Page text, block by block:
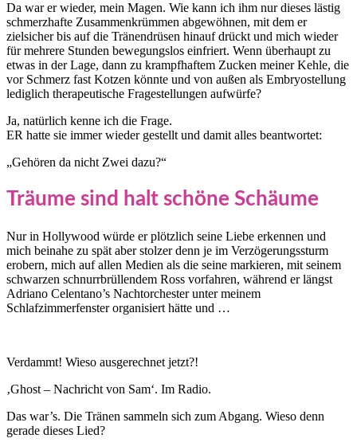
Da war er wieder, mein Magen. Wie kann ich ihm nur dieses lästig
schmerzhafte Zusammenkrümmen abgewöhnen, mit dem er
zielsicher bis auf die Tränendrüsen hinauf drückt und mich wieder
für mehrere Stunden bewegungslos einfriert. Wenn überhaupt zu
etwas in der Lage, dann zu krampfhaftem Zucken meiner Kehle, die
vor Schmerz fast Kotzen könnte und von außen als Embryostellung
lediglich therapeutische Fragestellungen aufwürfe?
Ja, natürlich kenne ich die Frage.
ER hatte sie immer wieder gestellt und damit alles beantwortet:
„Gehören da nicht Zwei dazu?“
Träume sind halt schöne Schäume
Nur in Hollywood würde er plötzlich seine Liebe erkennen und
mich beinahe zu spät aber stolzer denn je im Verzögerungssturm
erobern, mich auf allen Medien als die seine markieren, mit seinem
schwarzen schnurrbrüllendem Ross vorfahren, während er längst
Adriano Celentano’s Nachtorchester unter meinem
Schlafzimmerfenster organisiert hätte und …
Verdammt! Wieso ausgerechnet jetzt?!
‚Ghost – Nachricht von Sam‘. Im Radio.
Das war’s. Die Tränen sammeln sich zum Abgang. Wieso denn
gerade dieses Lied?